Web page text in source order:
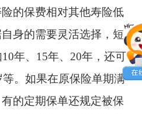
的保费相对其他寿险低
身的需要灵活选择，短
年、15年、20年，还可
。如果在原保险单期满
的定期保单还规定被保